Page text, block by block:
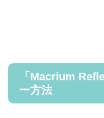
「Macrium
ー方法